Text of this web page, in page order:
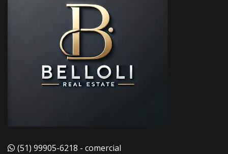
(51) 99905-6218 - comercial